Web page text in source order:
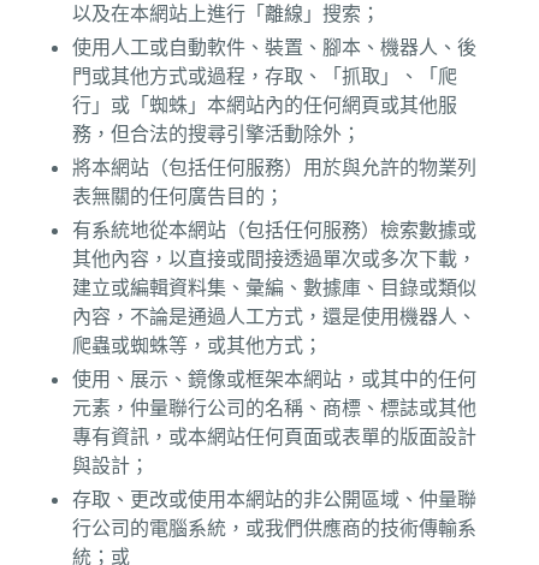
以及在本網站上進行「離線」搜索；
使用人工或自動軟件、裝置、腳本、機器人、後
門或其他方式或過程，存取、「抓取」、「爬
行」或「蜘蛛」本網站內的任何網頁或其他服
務，但合法的搜尋引擎活動除外；
將本網站（包括任何服務）用於與允許的物業列
表無關的任何廣告目的；
有系統地從本網站（包括任何服務）檢索數據或
其他內容，以直接或間接透過單次或多次下載，
建立或編輯資料集、彙編、數據庫、目錄或類似
內容，不論是通過人工方式，還是使用機器人、
爬蟲或蜘蛛等，或其他方式；
使用、展示、鏡像或框架本網站，或其中的任何
元素，仲量聯行公司的名稱、商標、標誌或其他
專有資訊，或本網站任何頁面或表單的版面設計
與設計；
存取、更改或使用本網站的非公開區域、仲量聯
行公司的電腦系統，或我們供應商的技術傳輸系
統；或